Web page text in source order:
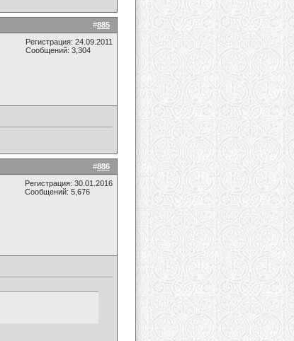
#885
Регистрация: 24.09.2011
Сообщений: 3,304
#886
Регистрация: 30.01.2016
Сообщений: 5,676